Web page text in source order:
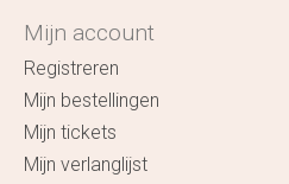
Mijn account
Registreren
Mijn bestellingen
Mijn tickets
Mijn verlanglijst